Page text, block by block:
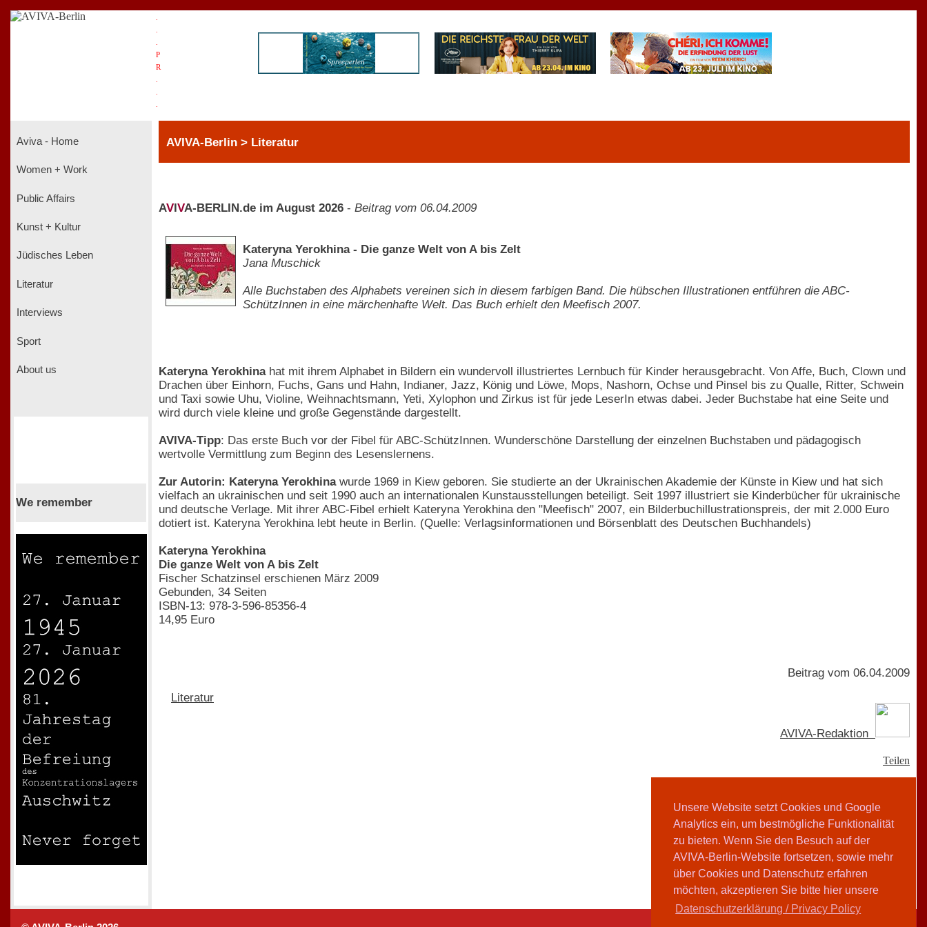
Unsere Website setzt Cookies und Google
Analytics ein, um bestmögliche Funktionalität
zu bieten. Wenn Sie den Besuch auf der
AVIVA-Berlin-Website fortsetzen, sowie mehr
über Cookies und Datenschutz erfahren
möchten, akzeptieren Sie bitte hier unsere
Datenschutzerklärung / Privacy Policy
P
R
Aviva - Home
Women + Work
Public Affairs
Kunst + Kultur
Jüdisches Leben
Literatur
Interviews
Sport
About us
We remember
AVIVA-Berlin > Literatur
AV VA-BERLIN.de im August 2026 - Beitrag vom 06.04.2009
Kateryna Yerokhina - Die ganze Welt von A bis Zelt
Jana Muschick
Alle Buchstaben des Alphabets vereinen sich in diesem farbigen Band. Die hübschen Illustrationen entführen die ABC-
SchützInnen in eine märchenhafte Welt. Das Buch erhielt den Meefisch 2007.
Kateryna Yerokhinahat mit ihrem Alphabet in Bildern ein wundervoll illustriertes Lernbuch für Kinder herausgebracht. Von Affe, Buch, Clown und
Drachen über Einhorn, Fuchs, Gans und Hahn, Indianer, Jazz, König und Löwe, Mops, Nashorn, Ochse und Pinsel bis zu Qualle, Ritter, Schwein
und Taxi sowie Uhu, Violine, Weihnachtsmann, Yeti, Xylophon und Zirkus ist für jede LeserIn etwas dabei. Jeder Buchstabe hat eine Seite und
wird durch viele kleine und große Gegenstände dargestellt.
AVIVA-Tipp: Das erste Buch vor der Fibel für ABC-SchützInnen. Wunderschöne Darstellung der einzelnen Buchstaben und pädagogisch
wertvolle Vermittlung zum Beginn des Lesenslernens.
Zur Autorin: Kateryna Yerokhinawurde 1969 in Kiew geboren. Sie studierte an der Ukrainischen Akademie der Künste in Kiew und hat sich
vielfach an ukrainischen und seit 1990 auch an internationalen Kunstausstellungen beteiligt. Seit 1997 illustriert sie Kinderbücher für ukrainische
und deutsche Verlage. Mit ihrer ABC-Fibel erhielt Kateryna Yerokhina den "Meefisch" 2007, ein Bilderbuchillustrationspreis, der mit 2.000 Euro
dotiert ist. Kateryna Yerokhina lebt heute in Berlin. (Quelle: Verlagsinformationen und Börsenblatt des Deutschen Buchhandels)
Kateryna Yerokhina
Die ganze Welt von A bis Zelt
Fischer Schatzinsel erschienen März 2009
Gebunden, 34 Seiten
ISBN-13: 978-3-596-85356-4
14,95 Euro
Literatur
Beitrag vom 06.04.2009
AVIVA-Redaktion
Teilen